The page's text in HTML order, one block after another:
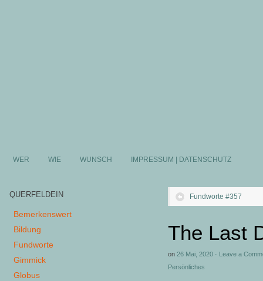
WER WIE WUNSCH IMPRESSUM | DATENSCHUTZ
Fundworte #357
The Last
on 26 Mai, 2020 · Leave a
Persönliches
QUERFELDEIN
Bemerkenswert
Bildung
Fundworte
Gimmick
Globus